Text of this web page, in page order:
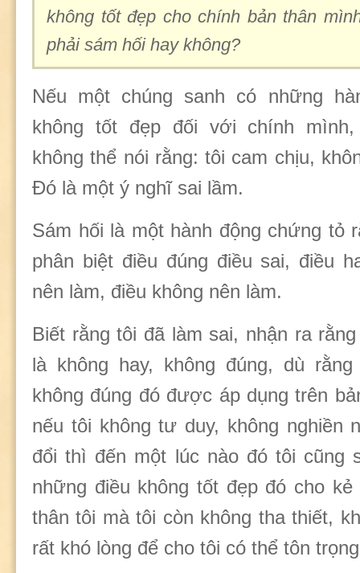
không tốt đẹp cho chính bản thân
phải sám hối hay không?
Nếu một chúng sanh có những
không tốt đẹp đối với chính
không thể nói rằng: tôi cam chịu,
Đó là một ý nghĩ sai lầm.
Sám hối là một hành động chứng tỏ
phân biệt điều đúng điều sai, điều
nên làm, điều không nên làm.
Biết rằng tôi đã làm sai, nhận ra
là không hay, không đúng, dù
không đúng đó được áp dụng trên
nếu tôi không tư duy, không nghiền
đổi thì đến một lúc nào đó tôi cũng
những điều không tốt đẹp đó cho
thân tôi mà tôi còn không tha thiết,
rất khó lòng để cho tôi có thể tôn